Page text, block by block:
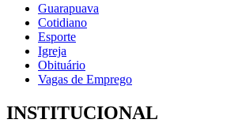
Guarapuava
Cotidiano
Esporte
Igreja
Obituário
Vagas de Emprego
INSTITUCIONAL